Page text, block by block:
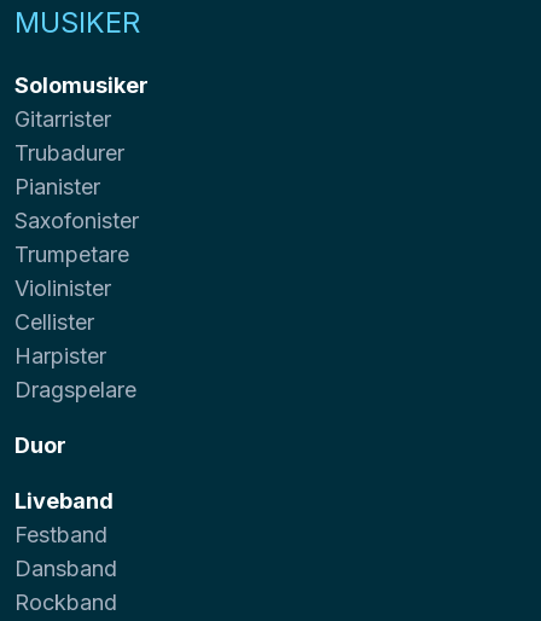
MUSIKER
Solomusiker
Gitarrister
Trubadurer
Pianister
Saxofonister
Trumpetare
Violinister
Cellister
Harpister
Dragspelare
Duor
Liveband
Festband
Dansband
Rockband